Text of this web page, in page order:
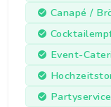
Canapé /
Event-